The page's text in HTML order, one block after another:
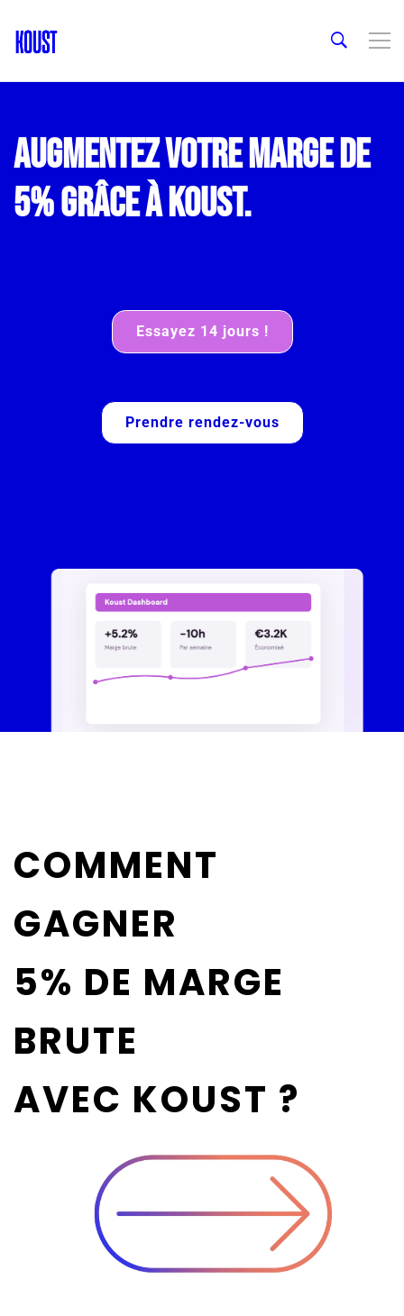
Augmentez votre marge de
5% grâce à Koust.
Essayez 14 jours !
Prendre rendez-vous
COMMENT
GAGNER
5% DE MARGE
BRUTE
AVEC KOUST ?